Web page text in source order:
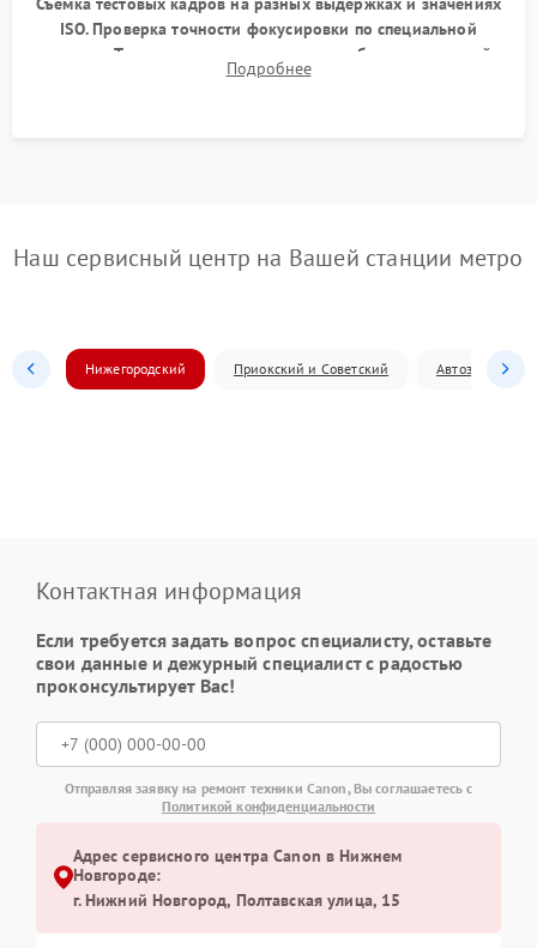
ISO. Проверка точности фокусировки по специальной
мишени. Тест записи на карту памяти, работы встроенной
вспышки, микрофона и всех кнопок управления.
Подробнее
Наш сервисный центр на Вашей станции метро
Нижегородский Приокский и Советский Автозаводский
Контактная информация
Если требуется задать вопрос специалисту, оставьте
свои данные и дежурный специалист с радостью
проконсультирует Вас!
Отправляя заявку на ремонт техники Canon, Вы соглашаетесь с
Политикой конфиденциальности
Адрес сервисного центра Canon в Нижнем
Новгороде:
г. Нижний Новгород, Полтавская улица, 15